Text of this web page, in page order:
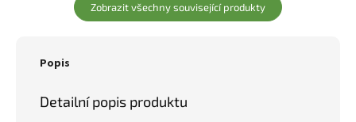
Zobrazit všechny související produkty
Popis
Detailní popis produktu